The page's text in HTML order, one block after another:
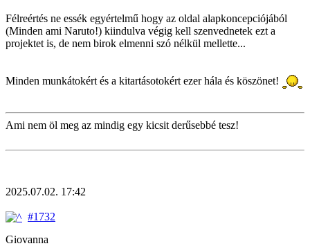
Félreértés ne essék egyértelmű hogy az oldal alapkoncepciójából
(Minden ami Naruto!) kiindulva végig kell szenvednetek ezt a
projektet is, de nem birok elmenni szó nélkül mellette...
Minden munkátokért és a kitartásotokért ezer hála és köszönet!
Ami nem öl meg az mindig egy kicsit derűsebbé tesz!
2025.07.02. 17:42
#1732
Giovanna